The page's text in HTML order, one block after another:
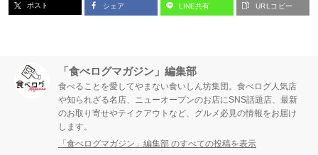
ジ ジ
ポスト シェア LINE共有 URLコピー
「食べログマガジン」編集部
食べることを愛してやまない食いしん坊集団。食べログ人気店
や知られざる名店、ニューオープンのお店にSNS話題店、最新
のお取り寄せやテイクアウトなど、グルメ必見の情報をお届け
します。
「食べログマガジン」編集部 のすべての投稿を表示